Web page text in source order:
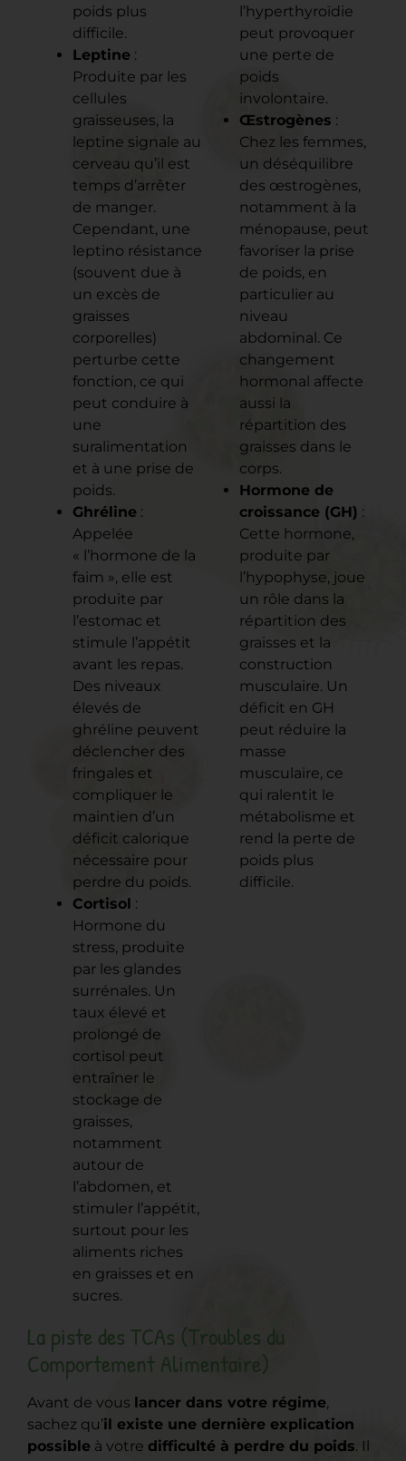
poids plus
difficile.
Leptine :
Produite par les
cellules
graisseuses, la
leptine signale au
cerveau qu’il est
temps d’arrêter
de manger.
Cependant, une
leptino résistance
(souvent due à
un excès de
graisses
corporelles)
perturbe cette
fonction, ce qui
peut conduire à
une
suralimentation
et à une prise de
poids.
Ghréline :
Appelée
« l’hormone de la
faim », elle est
produite par
l’estomac et
stimule l’appétit
avant les repas.
Des niveaux
élevés de
ghréline peuvent
déclencher des
fringales et
compliquer le
maintien d’un
déficit calorique
nécessaire pour
perdre du poids.
Cortisol :
Hormone du
stress, produite
par les glandes
surrénales. Un
taux élevé et
prolongé de
cortisol peut
entraîner le
stockage de
graisses,
notamment
autour de
l’abdomen, et
stimuler l’appétit,
surtout pour les
aliments riches
en graisses et en
sucres.
l’hyperthyroïdie
peut provoquer
une perte de
poids
involontaire.
Œstrogènes :
Chez les femmes,
un déséquilibre
des œstrogènes,
notamment à la
ménopause, peut
favoriser la prise
de poids, en
particulier au
niveau
abdominal. Ce
changement
hormonal affecte
aussi la
répartition des
graisses dans le
corps.
Hormone de
croissance (GH) :
Cette hormone,
produite par
l’hypophyse, joue
un rôle dans la
répartition des
graisses et la
construction
musculaire. Un
déficit en GH
peut réduire la
masse
musculaire, ce
qui ralentit le
métabolisme et
rend la perte de
poids plus
difficile.
La piste des TCAs (Troubles du
Comportement Alimentaire)
Avant de vous lancer dans votre régime,
sachez qu’il existe une dernière explication
possible à votre difficulté à perdre du poids. Il